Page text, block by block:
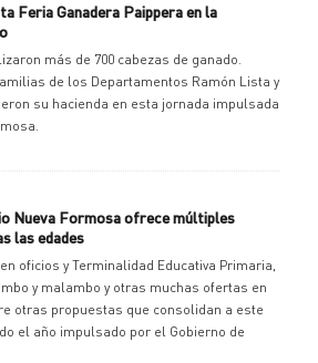
Feria Ganadera Paippera en la
más de 700 cabezas de ganado.
de los Departamentos Ramón Lista y
su hacienda en esta jornada impulsada
Nueva Formosa ofrece múltiples
las edades
oficios y Terminalidad Educativa Primaria,
y malambo y otras muchas ofertas en
otras propuestas que consolidan a este
el año impulsado por el Gobierno de